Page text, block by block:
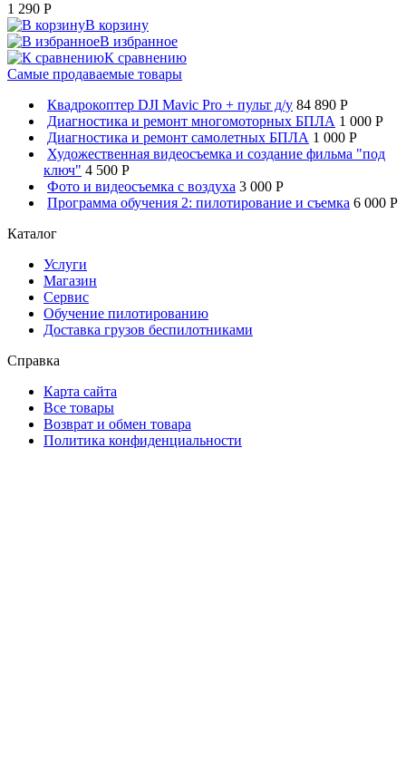
1 290 P
В корзину
В избранное
К сравнению
Самые продаваемые товары
Квадрокоптер DJI Mavic Pro + пульт д/у 84 890 P
Диагностика и ремонт многомоторных БПЛА 1 000 P
Диагностика и ремонт самолетных БПЛА 1 000 P
Художественная видеосъемка и создание фильма "под
ключ" 4 500 P
Фото и видеосъемка с воздуха 3 000 P
Программа обучения 2: пилотирование и съемка 6 000 P
Каталог
Услуги
Магазин
Сервис
Обучение пилотированию
Доставка грузов беспилотниками
Справка
Карта сайта
Все товары
Возврат и обмен товара
Политика конфиденциальности